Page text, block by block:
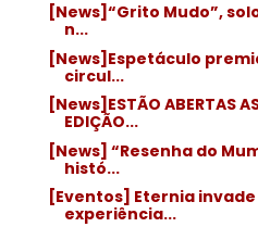
[News]“Grito Mudo”,
n...
[News]Espetáculo
circul...
[News]ESTÃO ABERTAS
EDIÇÃO...
[News] “Resenha do
histó...
[Eventos] Eternia invade
experiência...